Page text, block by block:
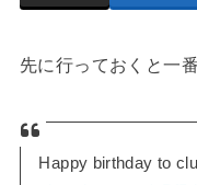
先に行っておくと一
Happy birthday to